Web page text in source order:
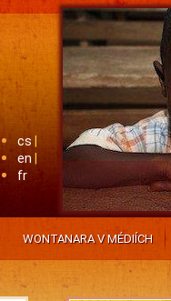
cs
en
fr
WONTANARA V MÉDIÍCH